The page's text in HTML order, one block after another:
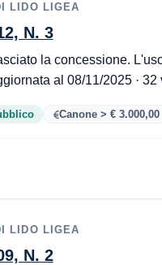
LIDO LIGEA
N. 3
Comune di Nocera Terinese è l'ente che ha
.
Canone > € 3.000,00
LIDO LIGEA
N. 2